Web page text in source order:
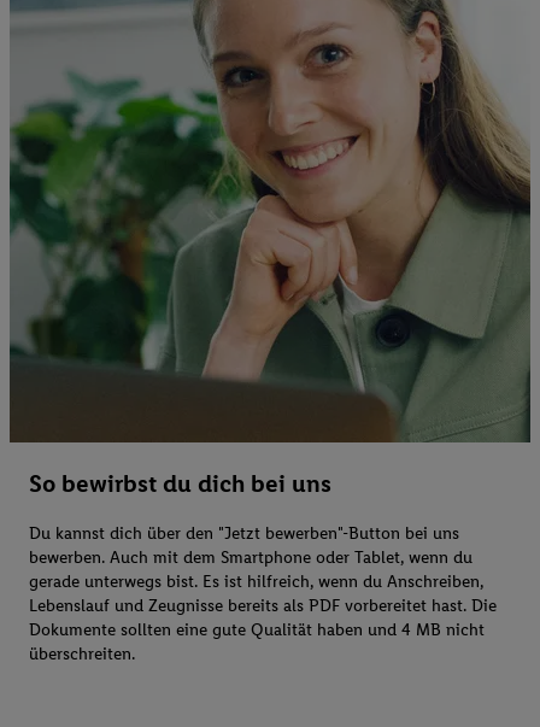
So bewirbst du dich bei uns
Du kannst dich über den "Jetzt bewerben"-Button bei uns
bewerben. Auch mit dem Smartphone oder Tablet, wenn du
gerade unterwegs bist. Es ist hilfreich, wenn du Anschreiben,
Lebenslauf und Zeugnisse bereits als PDF vorbereitet hast. Die
Dokumente sollten eine gute Qualität haben und 4 MB nicht
überschreiten.